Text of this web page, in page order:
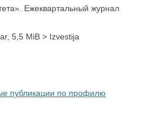
Ежеквартальный журнал
5,5 MiB > Izvestija
публикации по профилю